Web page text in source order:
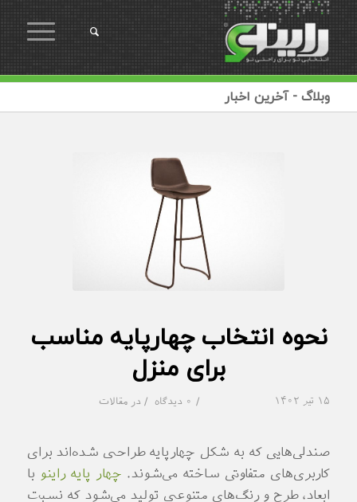
وبلاگ - آخرین اخبار
نحوه انتخاب چهارپایه مناسب
برای منزل
۱۵ تیر ۱۴۰۲ / 0 دیدگاه / درمقالات
صندلی‌هایی که به شکل چهارپایه طراحی شده‌اند برای
کاربری‌های متفاوتی ساخته می‌شوند. چهار پایه راینو با
ابعاد، طرح و رنگ‌های متنوعی تولید می‌شود که نسبت